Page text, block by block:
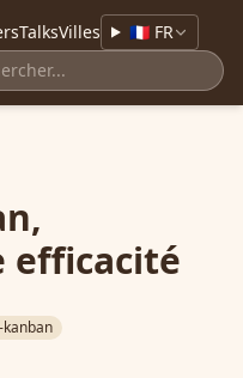
TalksVilles 🇫🇷 FR
efficacité